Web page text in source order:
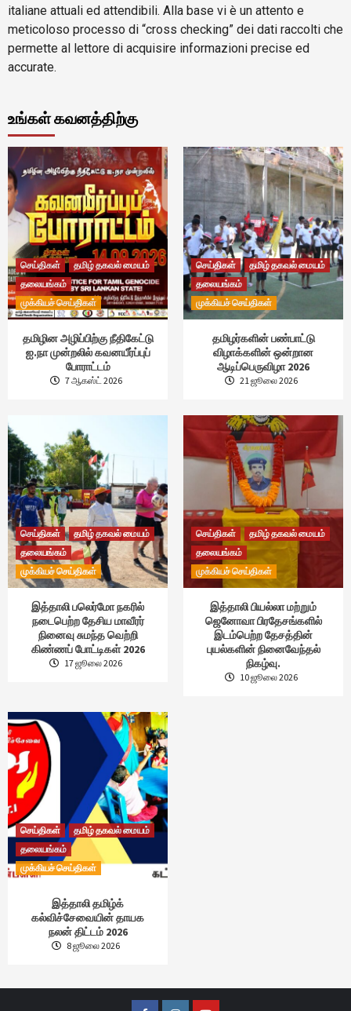
italiane attuali ed attendibili. Alla base vi è un attento e
meticoloso processo di “cross checking” dei dati raccolti che
permette al lettore di acquisire informazioni precise ed
accurate.
உங்கள் கவனத்திற்கு
செய்திகள்
தமிழ் தகவல் மையம்
தலையங்கம்
முக்கியச் செய்திகள்
தமிழின அழிப்பிற்கு நீதிகேட்டு
ஐ.நா முன்றலில் கவனயீர்ப்புப்
போராட்டம்
7 ஆகஸ்ட் 2026
செய்திகள்
தமிழ் தகவல் மையம்
தலையங்கம்
முக்கியச் செய்திகள்
தமிழர்களின் பண்பாட்டு
விழாக்களின் ஒன்றான
ஆடிப்பெருவிழா 2026
21 ஜூலை 2026
செய்திகள்
தமிழ் தகவல் மையம்
தலையங்கம்
முக்கியச் செய்திகள்
இத்தாலி பலெர்மோ நகரில்
நடைபெற்ற தேசிய மாவீரர்
நினைவு சுமந்த வெற்றி
கிண்ணப் போட்டிகள் 2026
17 ஜூலை 2026
செய்திகள்
தமிழ் தகவல் மையம்
தலையங்கம்
முக்கியச் செய்திகள்
இத்தாலி பியல்லா மற்றும்
ஜெனோவா பிரதேசங்களில்
இடம்பெற்ற தேசத்தின்
புயல்களின் நினைவேந்தல்
நிகழ்வு.
10 ஜூலை 2026
செய்திகள்
தமிழ் தகவல் மையம்
தலையங்கம்
முக்கியச் செய்திகள்
இத்தாலி தமிழ்க்
கல்விச்சேவையின் தாயக
நலன் திட்டம் 2026
8 ஜூலை 2026